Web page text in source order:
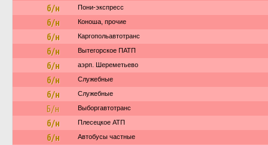
б/н Пони-экспресс
б/н Коноша, прочие
б/н Каргопольавтотранс
б/н Вытегорское ПАТП
б/н аэрп. Шереметьево
б/н Служебные
б/н Служебные
Б/н Выборгавтотранс
б/н Плесецкое АТП
б/н Автобусы частные